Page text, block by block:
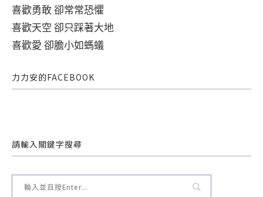
喜歡勇敢 卻常常恐懼
喜歡天空 卻只踩著大地
喜歡愛 卻膽小如螞蟻
力力安的FACEBOOK
請輸入關鍵字搜尋